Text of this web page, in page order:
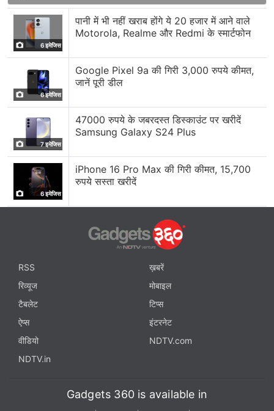
6 इमेजिस
पानी में भी नहीं खराब होंगे ये 20 हजार में आने वाले
Motorola, Realme और Redmi के स्मार्टफोन
6 इमेजिस
Google Pixel 9a की गिरी 3,000 रुपये कीमत,
जानें पूरी डील
7 इमेजिस
47000 रुपये के जबरदस्त डिस्काउंट पर खरीदें
Samsung Galaxy S24 Plus
6 इमेजिस
iPhone 16 Pro Max की गिरी कीमत, 15,700
रुपये सस्ता खरीदें
RSS
ख़बरें
रिव्यूज
मोबाइल
टैबलेट
टिप्स
ऐप्स
इंटरनेट
वीडियो
NDTV.com
NDTV.in
Gadgets 360 is available in